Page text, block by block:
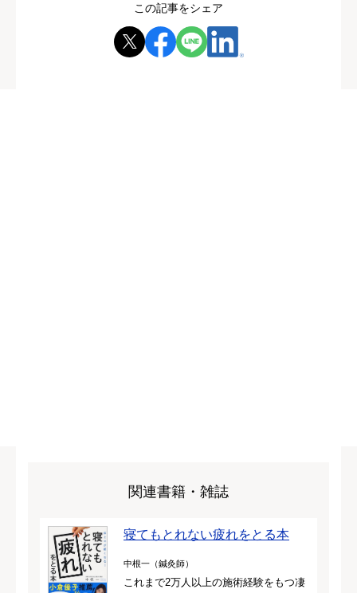
この記事をシェア
関連書籍・雑誌
寝てもとれない疲れをとる本
中根一（鍼灸師）
これまで2万人以上の施術経験をもつ凄